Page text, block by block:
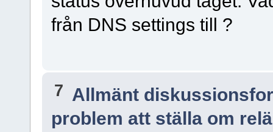
från DNS settings till ?
7 Allmänt
problem att ställa om